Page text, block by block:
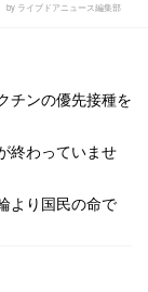
by ライブドアニュース編集部
チンの優先接種を
終わっていませ
より国民の命で